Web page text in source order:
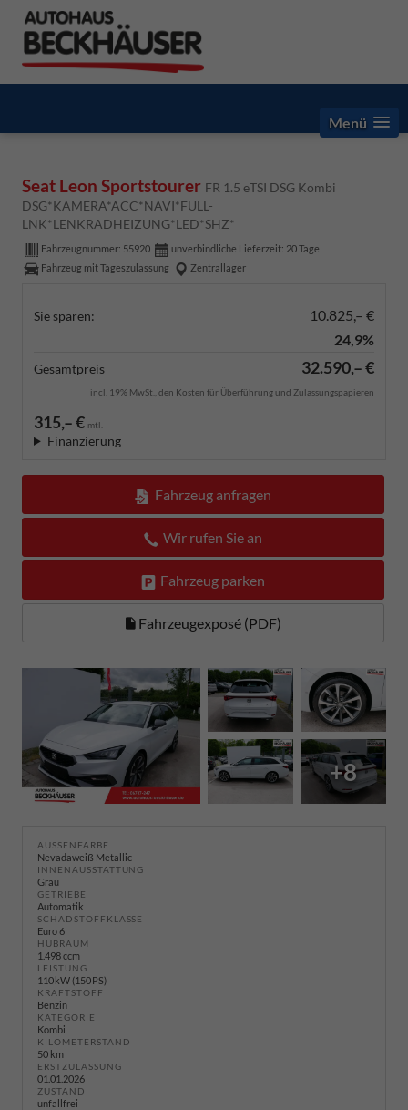
Menü
Seat Leon Sportstourer FR 1.5 eTSI DSG Kombi
DSG*KAMERA*ACC*NAVI*FULL-
LNK*LENKRADHEIZUNG*LED*SHZ*
Fahrzeugnummer: 55920 unverbindliche Lieferzeit: 20 Tage
Fahrzeug mit Tageszulassung
Zentrallager
Sie sparen:
10.825,– €
24,9%
Gesamtpreis 32.590,– €
incl. 19% MwSt., den Kosten für Überführung und Zulassungspapieren
315,– € mtl.
Finanzierung
Fahrzeug anfragen
Wir rufen Sie an
Fahrzeug parken
Fahrzeugexposé (PDF)
+8
AUSSENFARBE
Nevadaweiß Metallic
INNENAUSSTATTUNG
Grau
GETRIEBE
Automatik
SCHADSTOFFKLASSE
Euro 6
HUBRAUM
1.498 ccm
LEISTUNG
110 kW (150 PS)
KRAFTSTOFF
Benzin
KATEGORIE
Kombi
KILOMETERSTAND
50 km
ERSTZULASSUNG
01.01.2026
ZUSTAND
unfallfrei